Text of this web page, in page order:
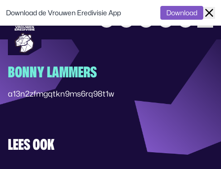
BONNY LAMMERS
a13n2zfmgqtkn9ms6rq98t1w
LEES OOK
Download de Vrouwen Eredivisie App Download